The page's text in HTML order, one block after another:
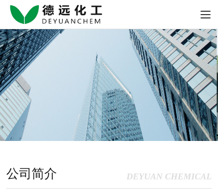
公司简介 DEYUAN CHEMICAL